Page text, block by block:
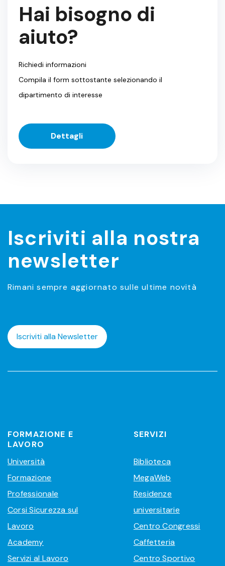
Hai bisogno di
aiuto?
Richiedi informazioni
Compila il form sottostante selezionando il
dipartimento di interesse
Dettagli
Iscriviti alla nostra
newsletter
Rimani sempre aggiornato sulle ultime novità
Iscriviti alla Newsletter
FORMAZIONE E
LAVORO
Università
Formazione
Professionale
Corsi Sicurezza sul
Lavoro
Academy
Servizi al Lavoro
SERVIZI
Biblioteca
MegaWeb
Residenze
universitarie
Centro Congressi
Caffetteria
Centro Sportivo